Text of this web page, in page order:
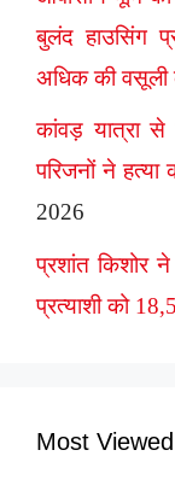
बुलंद हाउसिंग
अधिक की
कांवड़ यात्रा
परिजनों ने
2026
प्रशांत किशोर
प्रत्याशी को
Most